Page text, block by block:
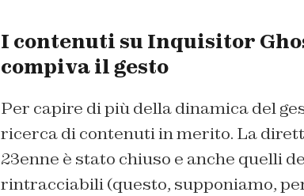
I contenuti su Inquisitor
compiva il gesto
Per capire di più della dinamica del
ricerca di contenuti in merito. La
23enne è stato chiuso e anche quelli
rintracciabili (questo, supponiamo,